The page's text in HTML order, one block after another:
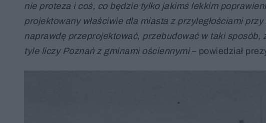
nie proteza i coś, co będzie tylko jakimś lekkim
projektowany właściwie dla miasta z przyległościami
naprawdę przeprojektować, przebudować w taki sposób,
tyle liczy Poznań z gminami ościennymi– powiedział